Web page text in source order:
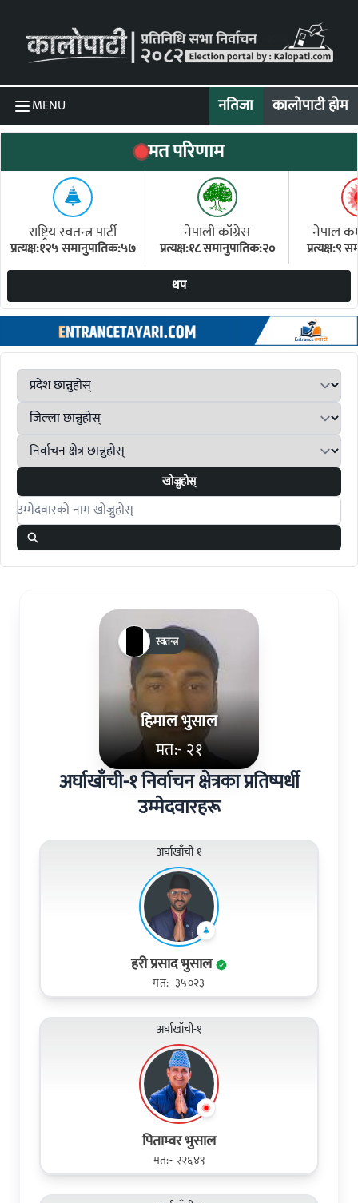
MENU नतिजा कालोपाटी होम
मत परिणाम
राष्ट्रिय स्वतन्त्र पार्टी
प्रत्यक्ष:१२५ समानुपातिक:५७
नेपाली काँग्रेस
प्रत्यक्ष:१८ समानुपातिक:२०
नेपाल
प्रत्यक्ष:९
थप
खोज्नुहोस्
Search candidates
हिमाल भुसाल
मत:- २१
स्वतन्त्र
अर्घाखाँची-१ निर्वाचन क्षेत्रका प्रतिष्पर्धी
उम्मेदवारहरू
अर्घाखाँची-१
हरी प्रसाद भुसाल
मत:- ३५०२३
अर्घाखाँची-१
पिताम्वर भुसाल
मत:- २२६४९